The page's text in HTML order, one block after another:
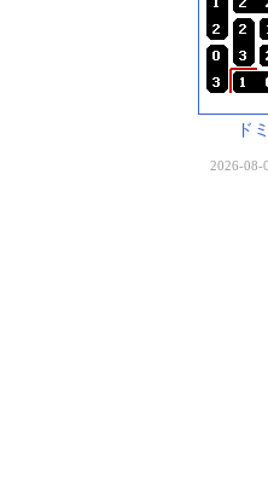
ド
2026-08-